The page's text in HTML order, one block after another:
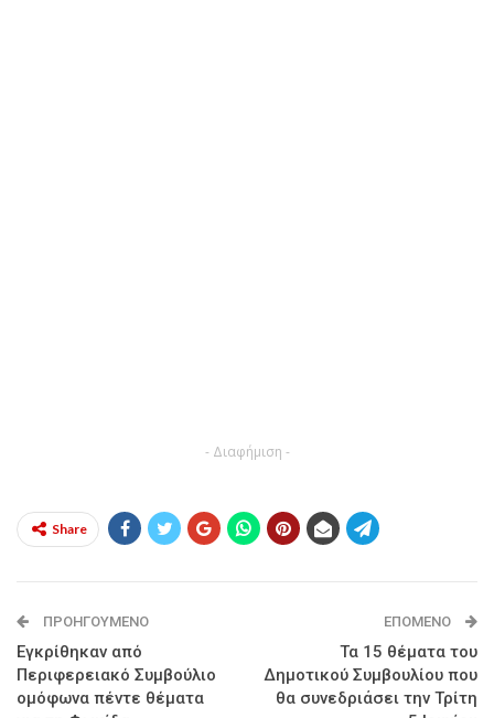
- Διαφήμιση -
Share
ΠΡΟΗΓΟΎΜΕΝΟ
Εγκρίθηκαν από
Περιφερειακό Συμβούλιο
ομόφωνα πέντε θέματα
ΕΠΌΜΕΝΟ
Τα 15 θέματα του
Δημοτικού Συμβουλίου που
θα συνεδριάσει την Τρίτη